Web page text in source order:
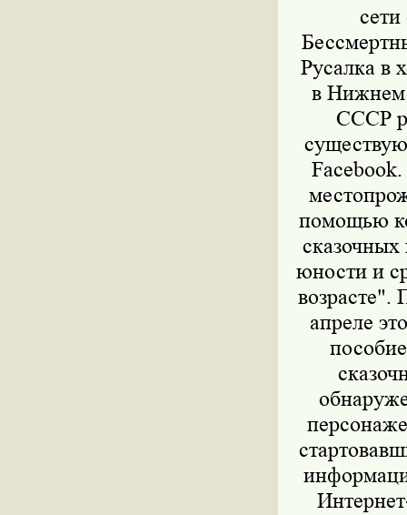
Русалка в
в Нижнем
СССР
помощью
сказочных
юности и
возрасте".
апреле